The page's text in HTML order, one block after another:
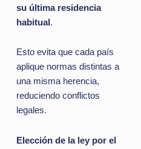
su última residencia
habitual .
Esto evita que cada país
aplique normas distintas a
una misma herencia,
reduciendo conflictos
legales.
Elección de la ley por el